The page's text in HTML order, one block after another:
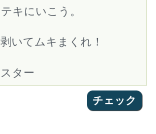
キにいこう。
いてムキまくれ！
ター